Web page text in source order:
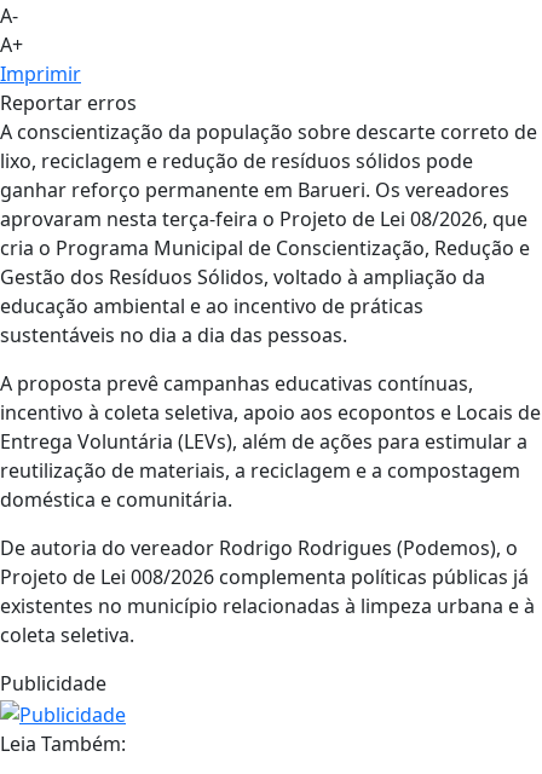
A-
A+
Imprimir
Reportar erros
A conscientização da população sobre descarte correto de
lixo, reciclagem e redução de resíduos sólidos pode
ganhar reforço permanente em Barueri. Os vereadores
aprovaram nesta terça-feira o Projeto de Lei 08/2026, que
cria o Programa Municipal de Conscientização, Redução e
Gestão dos Resíduos Sólidos, voltado à ampliação da
educação ambiental e ao incentivo de práticas
sustentáveis no dia a dia das pessoas.
A proposta prevê campanhas educativas contínuas,
incentivo à coleta seletiva, apoio aos ecopontos e Locais de
Entrega Voluntária (LEVs), além de ações para estimular a
reutilização de materiais, a reciclagem e a compostagem
doméstica e comunitária.
De autoria do vereador Rodrigo Rodrigues (Podemos), o
Projeto de Lei 008/2026 complementa políticas públicas já
existentes no município relacionadas à limpeza urbana e à
coleta seletiva.
Publicidade
Leia Também: